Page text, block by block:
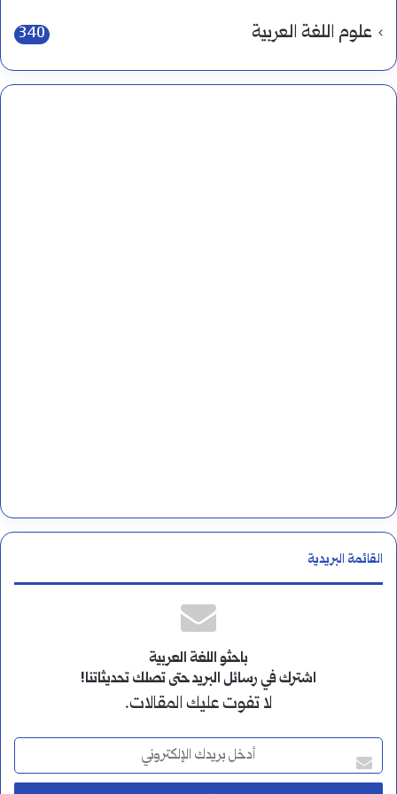
علوم اللغة العربية 340
القائمة البريدية
باحثو اللغة العربية
اشترك في رسائل البريد حتى تصلك تحديثاتنا!
لا تفوت عليك المقالات.